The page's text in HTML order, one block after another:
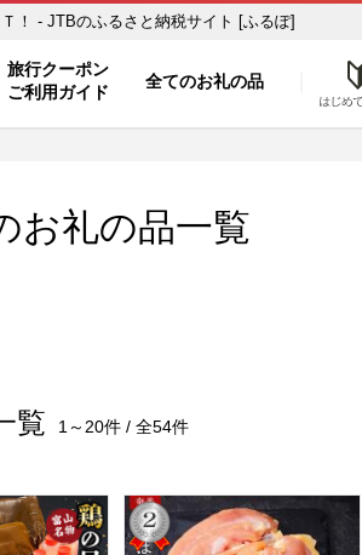
ンをＧＥＴ！ - JTBのふるさと納税サイト [ふるぽ]
旅行クーポン
ご利用ガイド
全てのお礼の品
お礼の品一覧
覧 1～20件 / 全54件